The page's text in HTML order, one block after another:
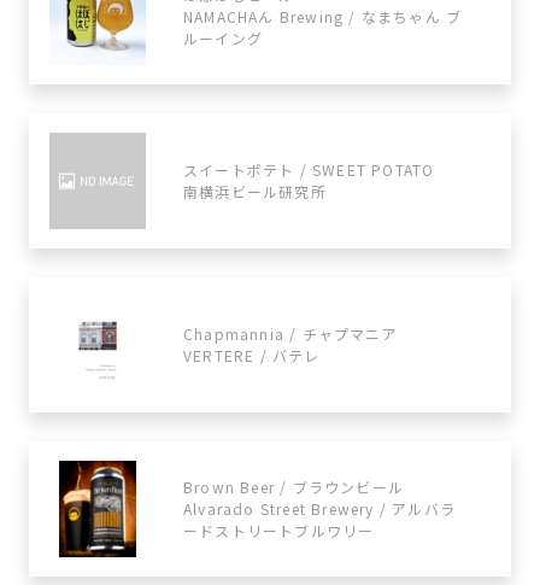
NAMACHAん Brewing / なまちゃん ブ
ルーイング
スイートポテト / SWEET POTATO
南横浜ビール研究所
Chapmannia / チャプマニア
VERTERE / バテレ
Brown Beer / ブラウンビール
Alvarado Street Brewery / アルバラ
ードストリートブルワリー